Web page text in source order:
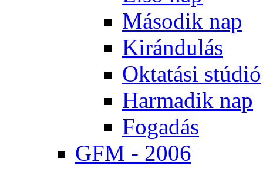
Má­so­dik nap
Ki­rán­du­lás
Ok­ta­tá­si stú­dió
Har­ma­dik nap
Fo­ga­dás
GFM - 2006